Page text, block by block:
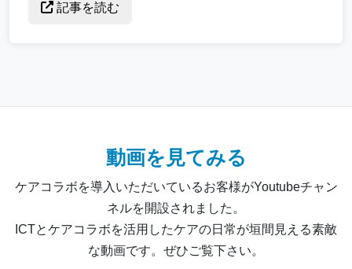
記事を読む
動画を見てみる
ケアコラボを導入いただいているお客様がYoutubeチャン
ネルを開設されました。
ICTとケアコラボを活用したケアの日常が垣間見える素敵
な動画です。ぜひご覧下さい。